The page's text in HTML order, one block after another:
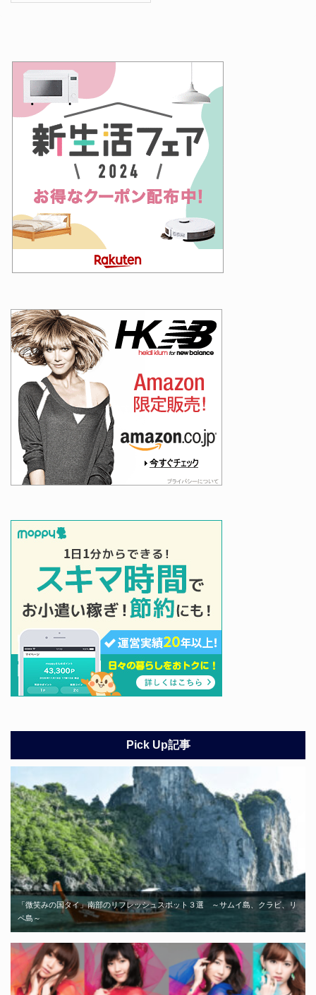
Pick Up記事
「微笑みの国タイ」南部のリフレッシュスポット３選 ～サムイ島、クラビ、リ
ペ島～